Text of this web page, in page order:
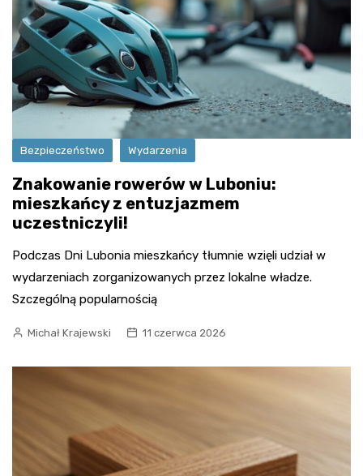
Bezpieczeństwo Wydarzenia
Znakowanie rowerów w Luboniu:
mieszkańcy z entuzjazmem
uczestniczyli!
Podczas Dni Lubonia mieszkańcy tłumnie wzięli udział w
wydarzeniach zorganizowanych przez lokalne władze.
Szczególną popularnością
Michał Krajewski 11 czerwca 2026